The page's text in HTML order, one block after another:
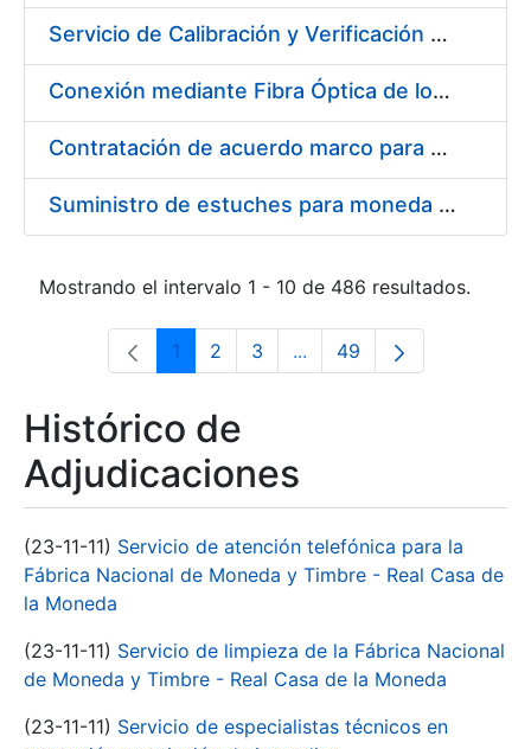
Servicio de Calibración y Verificación Externa de los Equipos de Medición del Servicio de Prevención de la FNMT-RCM
Conexión mediante Fibra Óptica de los Centros de Proceso de Datos (CPDs) de las sedes de la FNMT-RCM de Burgos y Madrid
Contratación de acuerdo marco para el Suministro de Material de Electricidad para la Fábrica Nacional de Moneda y Timbre-Real Casa de la Moneda en su centro de trabajo de Burgos
Suministro de estuches para moneda de 30 €
Mostrando el intervalo 1 - 10 de 486 resultados.
Página
1 Página
2 Página
3 ...Páginas intermedias Use
Página
49
Histórico de
Adjudicaciones
(23-11-11) Servicio de atención telefónica para la
Fábrica Nacional de Moneda y Timbre - Real Casa de
la Moneda
(23-11-11) Servicio de limpieza de la Fábrica Nacional
de Moneda y Timbre - Real Casa de la Moneda
(23-11-11) Servicio de especialistas técnicos en